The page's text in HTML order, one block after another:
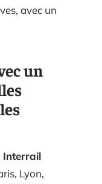
avec un
un
Interrail
Lyon,